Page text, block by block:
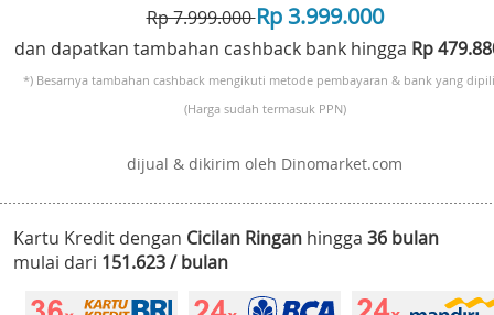
Rp 7.999.000Rp 3.999.000
dan dapatkan tambahan cashback bank hingga Rp
*) Besarnya tambahan cashback mengikuti metode pembayaran & bank yang
(Harga sudah termasuk PPN)
dijual & dikirim oleh Dinomarket.com
Kartu Kredit dengan Cicilan Ringan hingga 36 bulan
mulai dari 151.623 / bulan